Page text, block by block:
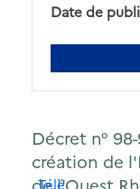
Date de
Décret n°
création de
Télécharger